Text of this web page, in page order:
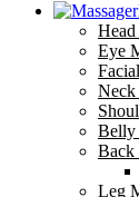
Head
Eye
Neck
Belly
Back
Leg